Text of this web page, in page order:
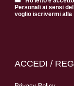
Personali ai sensi
voglio iscrivermi alla
ACCEDI /